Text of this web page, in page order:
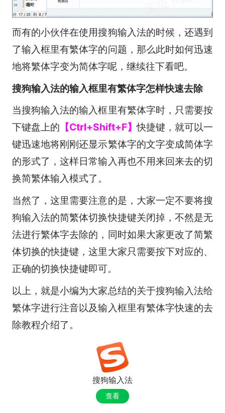
而有的小伙伴在使用搜狗输入法的时候，还遇到
了输入框里有繁体字的问题，那么此时如何迅速
地将繁体字变为简体字呢，继续往下看吧。
搜狗输入法的输入框里有繁体字怎样快速去除
当搜狗输入法的输入框里有繁体字时，只需要按
下键盘上的 【Ctrl+Shift+F】快捷键，就可以一
键迅速地将刚刚还显示繁体字的文字变成简体字
的形式了，这样日常输入再也不用来回来去的切
换简繁体输入模式了。
当然了，这里需要注意的是，大家一定不要将搜
狗输入法的简繁体切换快捷键关闭掉，不然是无
法进行繁体字去除的，同时如果大家更改了简繁
体切换的快捷键，这里大家只需要按下对应的、
正确的切换快捷键即可。
以上，就是小编为大家总结的关于搜狗输入法给
繁体字进行注音以及输入框里有繁体字快速的去
除教程介绍了。
搜狗输入法
查看